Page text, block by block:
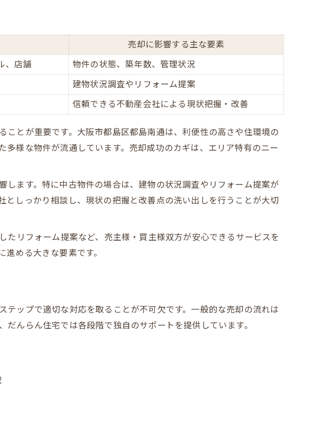
宅の信頼性
取の違いを整理
の理由とは
らん住宅の強みとは
のメリット
イメージ提案
制を表でチェック
却手続きの流れ
理由
えるなら知っておきたい
域特性
を知る
響
だんらん住宅の特徴
比較表で確認
取のメリット
の活用術
を見極める
るサービス活用法
上する理由
売却に影響する主な要素
、店舗
物件の状態、築年数、管理状況
建物状況調査やリフォーム提案
信頼できる不動産会社による現状把握・改善
とが重要です。大阪市都島区都島南通は、利便性の高さや住環境の
様な物件が流通しています。売却成功のカギは、エリア特有のニー
ます。特に中古物件の場合は、建物の状況調査やリフォーム提案が
しっかり相談し、現状の把握と改善点の洗い出しを行うことが大切
リフォーム提案など、売主様・買主様双方が安心できるサービスを
める大きな要素です。
ップで適切な対応を取ることが不可欠です。一般的な売却の流れは
らん住宅では各段階で独自のサポートを提供しています。